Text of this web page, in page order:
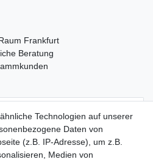
Frankfurt
Beratung
Daten­schutz­erklärung
Technologien auf unserer
Daten von
(z.B. IP-Adresse), um z.B.
Medien von